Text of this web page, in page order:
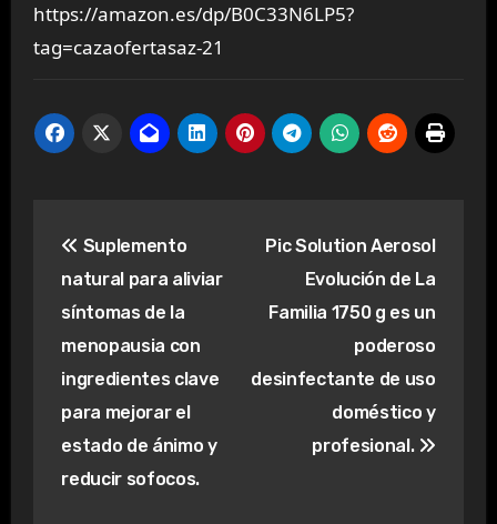
https://amazon.es/dp/B0C33N6LP5?
tag=cazaofertasaz-21
de
entradas
Suplemento
natural para aliviar
síntomas de la
menopausia con
ingredientes clave
para mejorar el
estado de ánimo y
reducir sofocos.
Pic Solution Aerosol
Evolución de La
Familia 1750 g es un
poderoso
desinfectante de uso
doméstico y
profesional.